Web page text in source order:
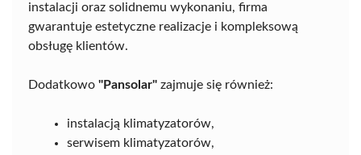
instalacji oraz solidnemu wykonaniu, firma
gwarantuje estetyczne realizacje i kompleksową
obsługę klientów.
Dodatkowo "Pansolar" zajmuje się również:
instalacją klimatyzatorów,
serwisem klimatyzatorów,